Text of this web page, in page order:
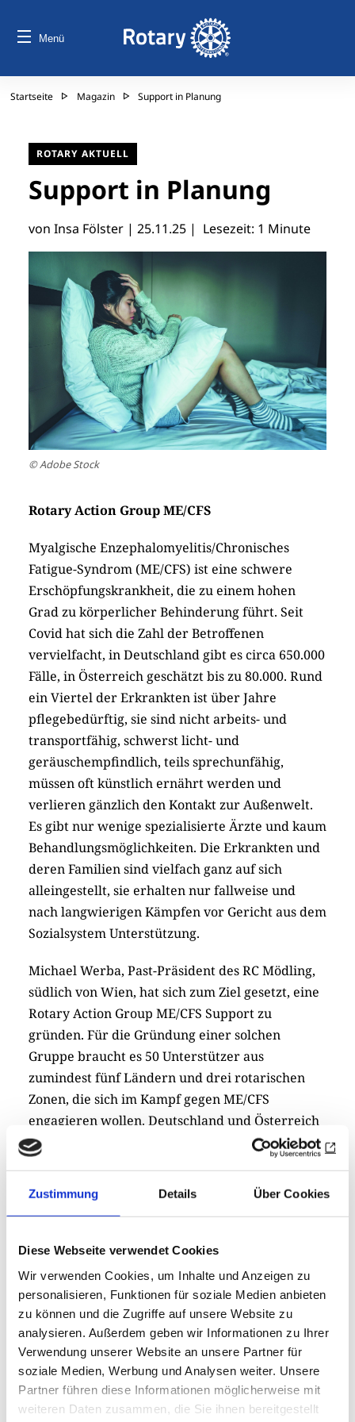
Zustimmung Details Über Cookies
Diese Webseite verwendet Cookies
Wir verwenden Cookies, um Inhalte und Anzeigen zu
personalisieren, Funktionen für soziale Medien anbieten
zu können und die Zugriffe auf unsere Website zu
analysieren. Außerdem geben wir Informationen zu Ihrer
Verwendung unserer Website an unsere Partner für
soziale Medien, Werbung und Analysen weiter. Unsere
Partner führen diese Informationen möglicherweise mit
weiteren Daten zusammen, die Sie ihnen bereitgestellt
Menü
Startseite Magazin Support in Planung
ROTARY AKTUELL
Support in Planung
von Insa Fölster | 25.11.25 | Lesezeit: 1 Minute
© Adobe Stock
Rotary Action Group ME/CFS
Myalgische Enzephalomyelitis/Chronisches
Fatigue-Syndrom (ME/CFS) ist eine schwere
Erschöpfungskrankheit, die zu einem hohen
Grad zu körperlicher Behinderung führt. Seit
Covid hat sich die Zahl der Betroffenen
vervielfacht, in Deutschland gibt es circa 650.000
Fälle, in Österreich geschätzt bis zu 80.000. Rund
ein Viertel der Erkrankten ist über Jahre
pflegebedürftig, sie sind nicht arbeits- und
transportfähig, schwerst licht- und
geräuschempfindlich, teils sprechunfähig,
müssen oft künstlich ernährt werden und
verlieren gänzlich den Kontakt zur Außenwelt.
Es gibt nur wenige spezialisierte Ärzte und kaum
Behandlungsmöglichkeiten. Die Erkrankten und
deren Familien sind vielfach ganz auf sich
alleingestellt, sie erhalten nur fallweise und
nach langwierigen Kämpfen vor Gericht aus dem
Sozialsystem Unterstützung.
Michael Werba, Past-Präsident des RC Mödling,
südlich von Wien, hat sich zum Ziel gesetzt, eine
Rotary Action Group ME/CFS Support zu
gründen. Für die Gründung einer solchen
Gruppe braucht es 50 Unterstützer aus
zumindest fünf Ländern und drei rotarischen
Zonen, die sich im Kampf gegen ME/CFS
engagieren wollen. Deutschland und Österreich
gehören zu zwei unterschiedlichen Zonen. Auch
Nicht-Rotarier sind als Mitglieder willkommen.
Aus zwei District Grants und über Sponsoren
konnten schon mehr als 95.000 Euro für
werden.
Teilen
Sharing
Optionen
öffnen
Drucken
Zur Übersicht